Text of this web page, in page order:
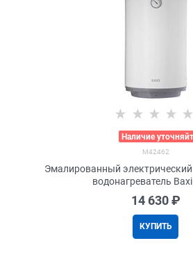
Наличие
M42462
Эмалированный
водонагреватель
14 630 ₽
КУПИТЬ